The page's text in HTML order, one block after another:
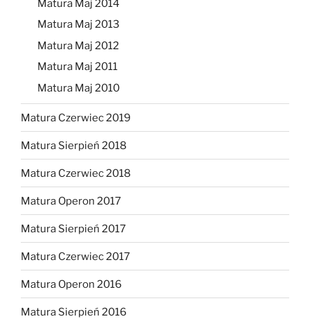
Matura Maj 2014
Matura Maj 2013
Matura Maj 2012
Matura Maj 2011
Matura Maj 2010
Matura Czerwiec 2019
Matura Sierpień 2018
Matura Czerwiec 2018
Matura Operon 2017
Matura Sierpień 2017
Matura Czerwiec 2017
Matura Operon 2016
Matura Sierpień 2016